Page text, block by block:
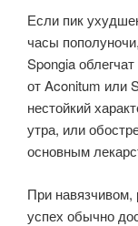
Если пик
часы
Spongia
от Aconitum или
нестойкий
утра, или
основным
При
успех обычно